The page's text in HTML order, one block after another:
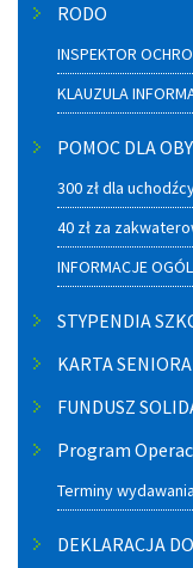
RODO
INSPEKTOR
KLAUZULA
POMOC DLA
300 zł dla
40 zł za
INFORMACJE
STYPENDIA
KARTA SENIORA
FUNDUSZ
Program
Terminy
DEKLARACJA